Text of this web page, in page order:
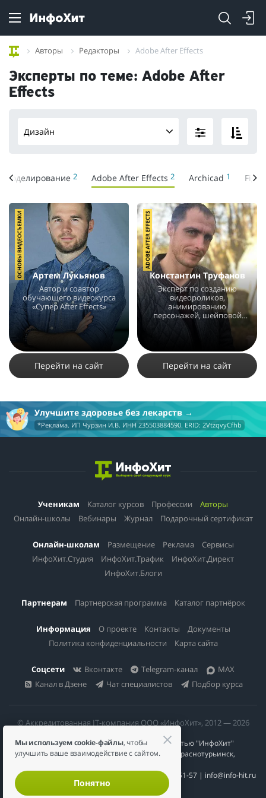
Авторы Редакторы Adobe After Effects
Эксперты по теме: Adobe After
Effects
Дизайн
моделирование 2 Adobe After Effects 2 Archicad 1
Артем Лукьянов
Автор и соавтор
обучающего видеокурса
«Супер After Effects»
8861 2
ОСНОВЫ ВИДЕОСЪЕМКИ
Перейти на сайт
Константин Труфанов
Эксперт по созданию
видеороликов,
анимированию
персонажей, шейповой
анимации.
ADOBE AFTER EFFECTS
Перейти на сайт
Улучшите здоровье без лекарств
*Реклама. ИП Чурзин И.В. ИНН 235503884590. ERID: 2VtzqvyCfhb
Ученикам Каталог курсов Профессии
Авторы
Онлайн-школы
Вебинары Журнал Подарочный сертификат
Онлайн-школам Размещение Реклама
Сервисы
ИнфоХит.Студия
ИнфоХит.Трафик
ИнфоХит.Директ
ИнфоХит.Блоги
Партнерам Партнерская программа Каталог партнёрок
Информация О проекте Контакты
Документы
Политика конфиденциальности
Карта сайта
Соцсети Вконтакте Telegram-канал
MAX
Канал в Дзене
Чат специалистов Подбор курса
© Аккредитованная IT-компания ООО «ИнфоХит», 2012 — 2026
Общество с ограниченной ответственностью "ИнфоХит"
624446, Россия, Свердловская область, г. Краснотурьинск,
ИНН 6617023200 | КПП 661701001 | +7 984 888-51-57 | info@info-hit.ru
Мы используем cookie-файлы, чтобы
улучшить ваше взаимодействие с сайтом.
Понятно